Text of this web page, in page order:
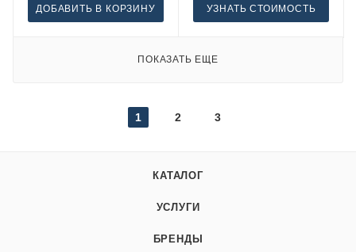
ДОБАВИТЬ В КОРЗИНУ УЗНАТЬ СТОИМОСТЬ
ПОКАЗАТЬ ЕЩЕ
1 2 3
КАТАЛОГ
УСЛУГИ
БРЕНДЫ